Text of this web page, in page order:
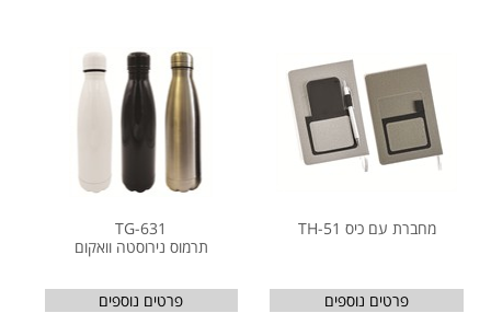
מחברת עם כיס TH-51
פרטים נוספים
TG-631
תרמוס נירוסטה וואקום
פרטים נוספים